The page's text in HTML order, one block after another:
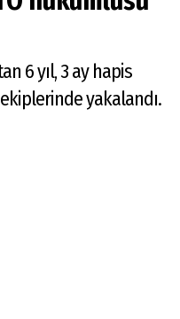
6 yıl, 3 ay hapis
yakalandı.